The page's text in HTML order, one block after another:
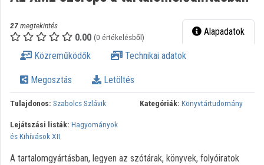
Közreműködők
Megjelenés:
27megtekintés
0.00 (0 értékelésből) Alapadatok
Közreműködők Technikai adatok
Megosztás Letöltés
Tulajdonos: Szabolcs Szlávik Kategóriák: Könyvtártudomány
Lejátszási listák: Hagyományok
és Kihívások XII.
A tartalomgyártásban, legyen az szótárak, könyvek, folyóiratok